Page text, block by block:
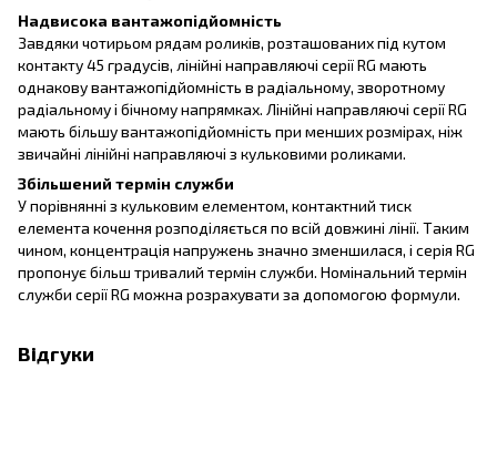
Надвисока вантажопідйомність
Завдяки чотирьом рядам роликів, розташованих під кутом
контакту 45 градусів, лінійні направляючі серії RG мають
однакову вантажопідйомність в радіальному, зворотному
радіальному і бічному напрямках. Лінійні направляючі серії RG
мають більшу вантажопідйомність при менших розмірах, ніж
звичайні лінійні направляючі з кульковими роликами.
Збільшений термін служби
У порівнянні з кульковим елементом, контактний тиск
елемента кочення розподіляється по всій довжині лінії. Таким
чином, концентрація напружень значно зменшилася, і серія RG
пропонує більш тривалий термін служби. Номінальний термін
служби серії RG можна розрахувати за допомогою формули.
Відгуки